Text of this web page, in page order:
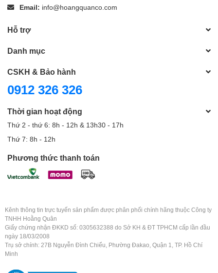
Email: info@hoangquanco.com
Hỗ trợ
Danh mục
CSKH & Bảo hành
0912 326 326
Thời gian hoạt động
Thứ 2 - thứ 6: 8h - 12h & 13h30 - 17h
Thứ 7: 8h - 12h
Phương thức thanh toán
Kênh thông tin trực tuyến sản phẩm được phân phối chính hãng thuộc Công ty
TNHH Hoằng Quân
Giấy chứng nhận ĐKKD số: 0305632388 do Sở KH & ĐT TPHCM cấp lần đầu
ngày 18/03/2008
Trụ sở chính: 27B Nguyễn Đình Chiểu, Phường Đakao, Quận 1, TP. Hồ Chí
Minh